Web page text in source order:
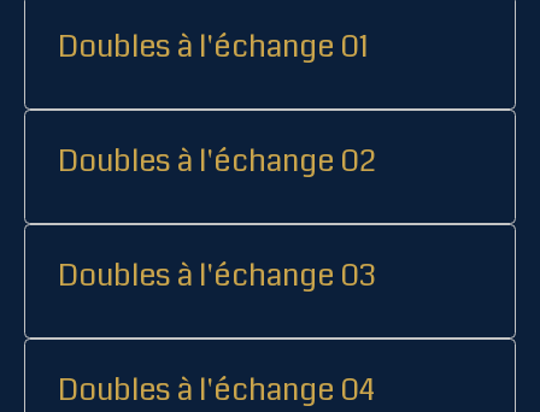
Doubles à l'échange 01
Doubles à l'échange 02
Doubles à l'échange 03
Doubles à l'échange 04